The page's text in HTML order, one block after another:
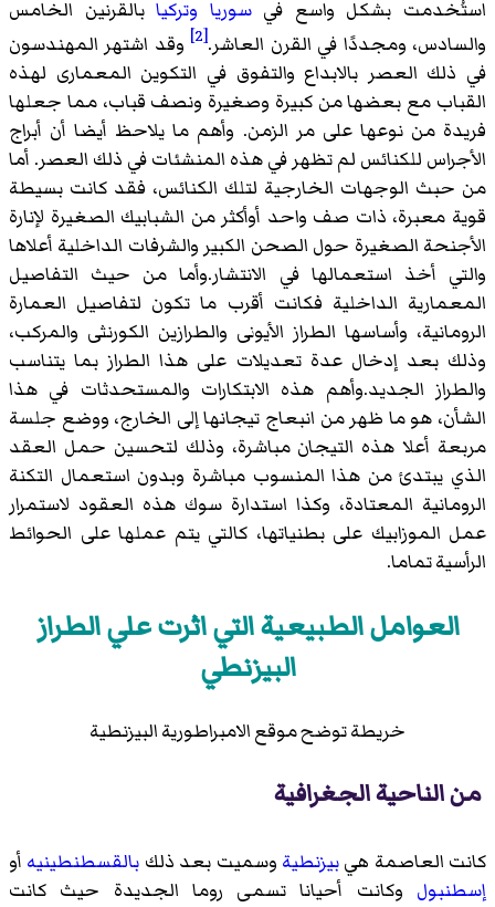
استُخدمت بشكل واسع فيسوريا وتركيابالقرنين الخامس
والسادس، ومجددًا في القرن العاشر.[2]
وقد اشتهر المهندسون
في ذلك العصر بالابداع والتفوق في التكوين المعمارى لهذه
القباب مع بعضها من كبيرة وصغيرة ونصف قباب، مما جعلها
فريدة من نوعها على مر الزمن. وأهم ما يلاحظ أيضا أن أبراج
الأجراس للكنائس لم تظهر في هذه المنشئات في ذلك العصر. أما
من حبث الوجهات الخارجية لتلك الكنائس، فقد كانت بسيطة
قوية معبرة، ذات صف واحد أوأكثر من الشبابيك الصغيرة لإنارة
الأجنحة الصغيرة حول الصحن الكبير والشرفات الداخلية أعلاها
والتي أخذ استعمالها في الانتشار.وأما من حيث التفاصيل
المعمارية الداخلية فكانت أقرب ما تكون لتفاصيل العمارة
الرومانية، وأساسها الطراز الأيونى والطرازين الكورنثى والمركب،
وذلك بعد إدخال عدة تعديلات على هذا الطراز بما يتناسب
والطراز الجديد.وأهم هذه الابتكارات والمستحدثات في هذا
الشأن، هو ما ظهر من انبعاج تيجانها إلى الخارج، ووضع جلسة
مربعة أعلا هذه التيجان مباشرة، وذلك لتحسين حمل العقد
الذي يبتدئ من هذا المنسوب مباشرة وبدون استعمال التكنة
الرومانية المعتادة، وكذا استدارة سوك هذه العقود لاستمرار
عمل الموزابيك على بطنياتها، كالتي يتم عملها على الحوائط
الرأسية تماما.
العوامل الطبيعية التي اثرت علي الطراز
البيزنطي
خريطة توضح موقع الامبراطورية البيزنطية
من الناحية الجغرافية
كانت العاصمة هيبيزنطية وسميت بعد ذلك بالقسطنطينيه أو
إسطنبول وكانت أحيانا تسمى روما الجديدة حيث كانت